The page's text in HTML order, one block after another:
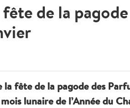
de la
la fête de la pagode des
lunaire de l’Année du